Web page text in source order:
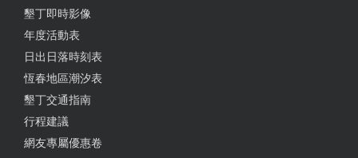
墾丁即時影像
年度活動表
日出日落時刻表
恆春地區潮汐表
墾丁交通指南
行程建議
網友專屬優惠卷